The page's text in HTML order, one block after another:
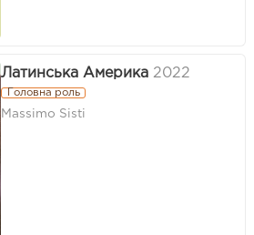
Латинська Америка 2022
Головна роль
Massimo Sisti